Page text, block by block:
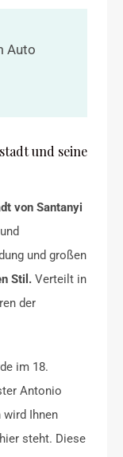
Auto
und seine
von Santanyi
und großen
Stil. Verteilt in
der
im 18.
Antonio
wird Ihnen
steht. Diese